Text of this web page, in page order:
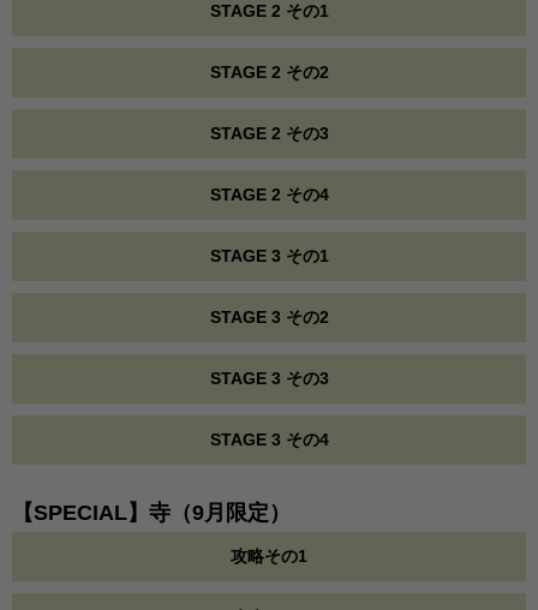
STAGE 2 その1
STAGE 2 その2
STAGE 2 その3
STAGE 2 その4
STAGE 3 その1
STAGE 3 その2
STAGE 3 その3
STAGE 3 その4
【SPECIAL】寺（9月限定）
攻略その1